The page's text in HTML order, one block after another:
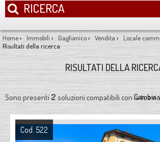
RICERCA
Home› Immobili › Gaglianico› Vendita › Locale
Risultati della ricerca
RISULTATI DELLA
Cambia
Sono presenti 2 soluzioni compatibili con la tua
Cod. 522